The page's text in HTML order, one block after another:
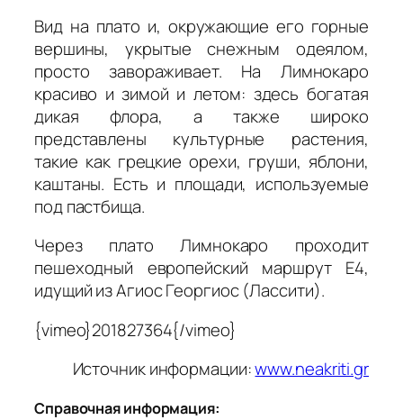
Вид на плато и, окружающие его горные
вершины, укрытые снежным одеялом,
просто завораживает. На Лимнокаро
красиво и зимой и летом: здесь богатая
дикая флора, а также широко
представлены культурные растения,
такие как грецкие орехи, груши, яблони,
каштаны. Есть и площади, используемые
под пастбища.
Через плато Лимнокаро проходит
пешеходный европейский маршрут Е4,
идущий из Агиос Георгиос (Лассити).
{vimeo}201827364{/vimeo}
Источник информации:www.neakriti.gr
Справочная информация: